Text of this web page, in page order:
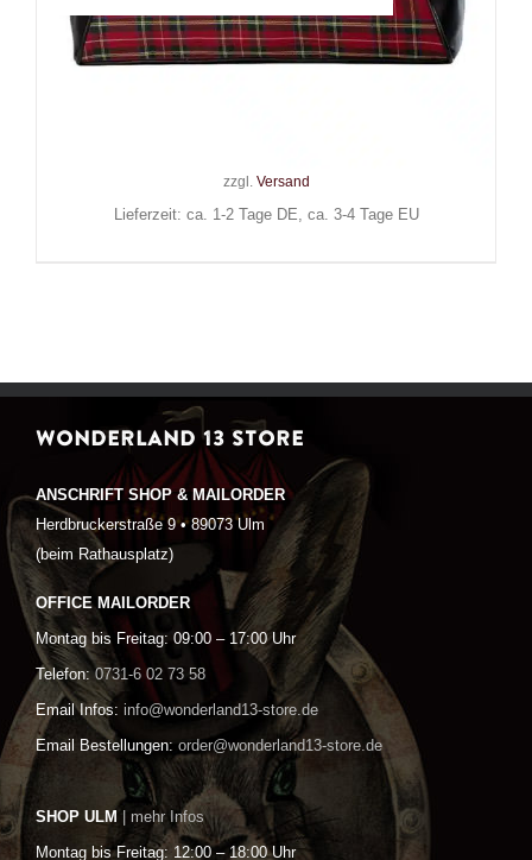
Banned Tasche Calling of the
zzgl. Versand
Lieferzeit: ca. 1-2 Tage DE, ca. 3-4 Tage EU
WONDERLAND 13 STORE
ANSCHRIFT SHOP & MAILORDER
Herdbruckerstraße 9 • 89073 Ulm
(beim Rathausplatz)
OFFICE MAILORDER
Montag bis Freitag: 09:00 – 17:00 Uhr
Telefon: 0731-6 02 73 58
Email Infos: info@wonderland13-store.de
Email Bestellungen: order@wonderland13-store.de
SHOP ULM | mehr Infos
Montag bis Freitag: 12:00 – 18:00 Uhr